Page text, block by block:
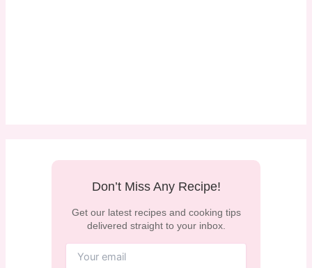
Don’t Miss Any Recipe!
Get our latest recipes and cooking tips
delivered straight to your inbox.